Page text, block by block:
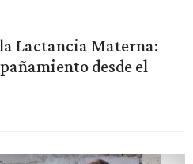
Lactancia Materna:
desde el